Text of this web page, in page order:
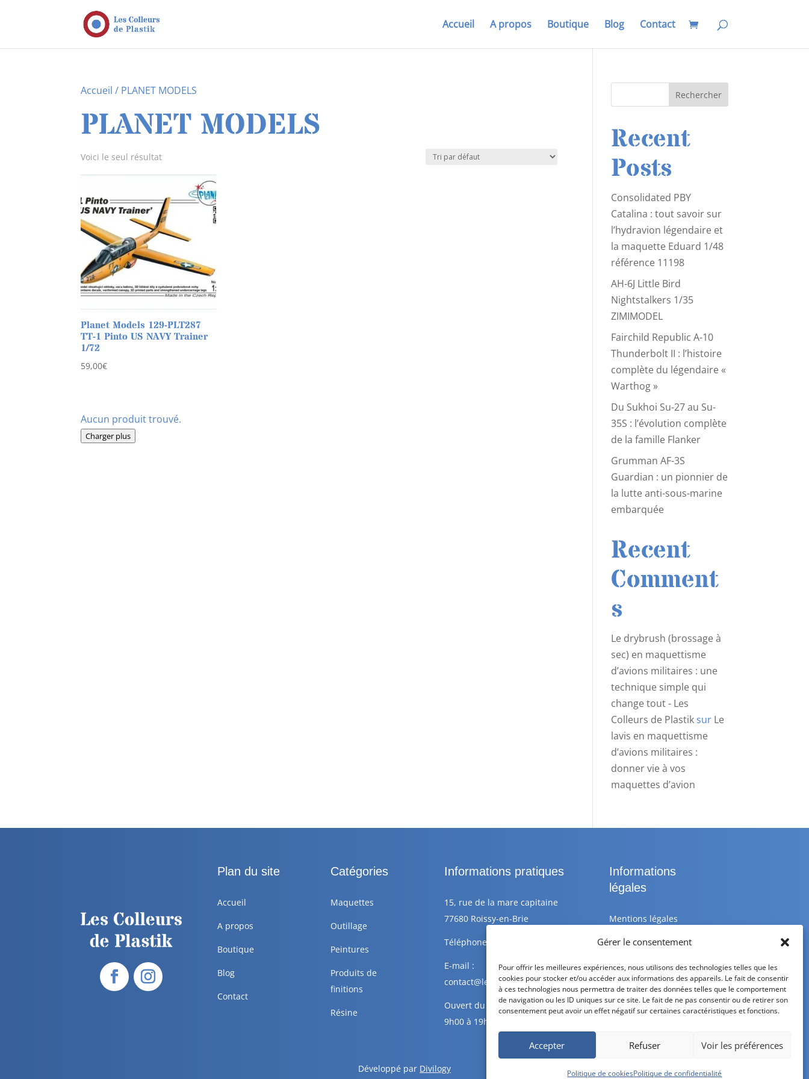
Gérer le consentement
Pour offrir les meilleures expériences, nous utilisons des technologies telles que les
cookies pour stocker et/ou accéder aux informations des appareils. Le fait de consentir
à ces technologies nous permettra de traiter des données telles que le comportement
de navigation ou les ID uniques sur ce site. Le fait de ne pas consentir ou de retirer son
consentement peut avoir un effet négatif sur certaines caractéristiques et fonctions.
Accepter Refuser Voir les préférences
Politique de cookiesPolitique de confidentialité
Accueil A propos Boutique Blog Contact
Accueil / PLANET MODELS
PLANET MODELS
Voici le seul résultat
Planet Models 129-PLT287
TT-1 Pinto US NAVY Trainer
1/72
59,00€
Aucun produit trouvé.
Charger plus
Rechercher
Recent
Posts
Consolidated PBY
Catalina : tout savoir sur
l’hydravion légendaire et
la maquette Eduard 1/48
référence 11198
AH-6J Little Bird
Nightstalkers 1/35
ZIMIMODEL
Fairchild Republic A-10
Thunderbolt II : l’histoire
complète du légendaire «
Warthog »
Du Sukhoi Su-27 au Su-
35S : l’évolution complète
de la famille Flanker
Grumman AF-3S
Guardian : un pionnier de
la lutte anti-sous-marine
embarquée
Recent
Comment
s
Le drybrush (brossage à
sec) en maquettisme
d’avions militaires : une
technique simple qui
change tout - Les
Colleurs de Plastik sur Le
lavis en maquettisme
d’avions militaires :
donner vie à vos
maquettes d’avion
Plan du site
Accueil
A propos
Boutique
Blog
Contact
Catégories
Maquettes
Outillage
Peintures
Produits de
finitions
Résine
Informations pratiques
15, rue de la mare capitaine
77680 Roissy-en-Brie
Téléphone : +33 6 88 77 25 10
E-mail :
contact@lescolleursdeplastik.fr
Ouvert du Lundi au Samedi de
9h00 à 19h00
Informations
légales
Mentions légales
Politique de
Politique de cookies
CGV – CGU
Développé par Divilogy